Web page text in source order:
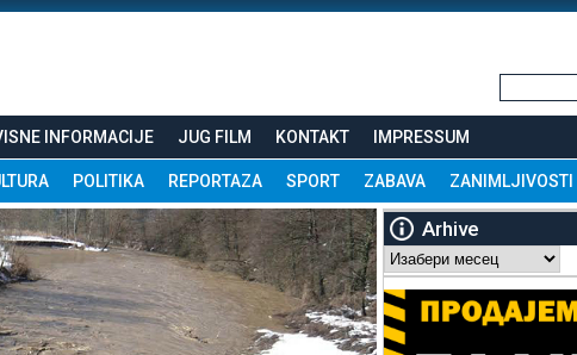
INFORMACIJE JUG FILM KONTAKT IMPRESSUM
POLITIKA REPORTAZA SPORT ZABAVA ZANIMLJIVOSTI
Arhive
Arhive